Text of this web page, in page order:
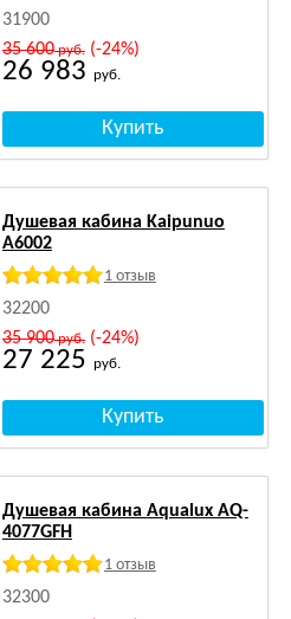
31900
35 600руб.(-24%)
26 983 руб.
Душевая кабина Kaipunuo
A6002
1 отзыв
32200
35 900руб.(-24%)
27 225 руб.
Душевая кабина Aqualux AQ-
4077GFH
1 отзыв
32300